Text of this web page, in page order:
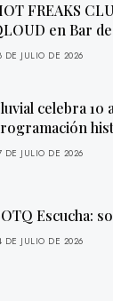
FREAKS
en Bar
DE JULIO DE 2026
celebra 10
DE JULIO DE 2026
Escucha:
DE JULIO DE 2026